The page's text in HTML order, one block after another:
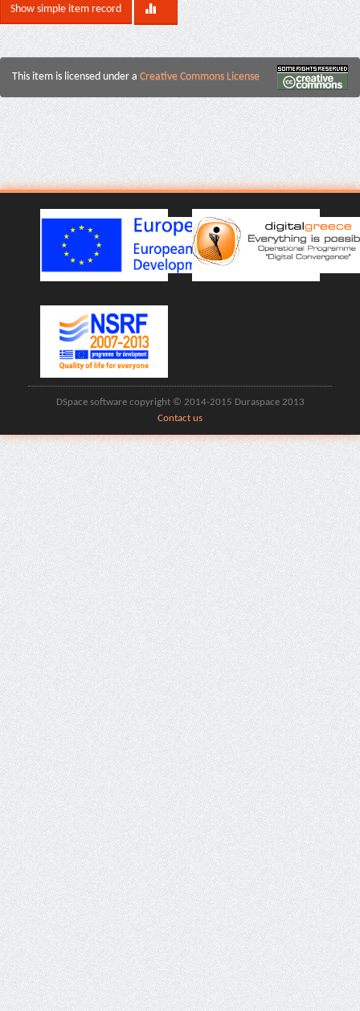
Show simple item record
This item is licensed under a Creative Commons License
DSpace software copyright © 2014-2015 Duraspace 2013
Contact us